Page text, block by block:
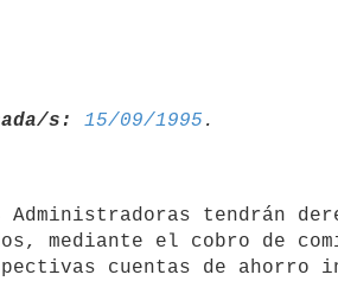
s: 15/09/1995
mediante el cobro de
cuentas de ahorro